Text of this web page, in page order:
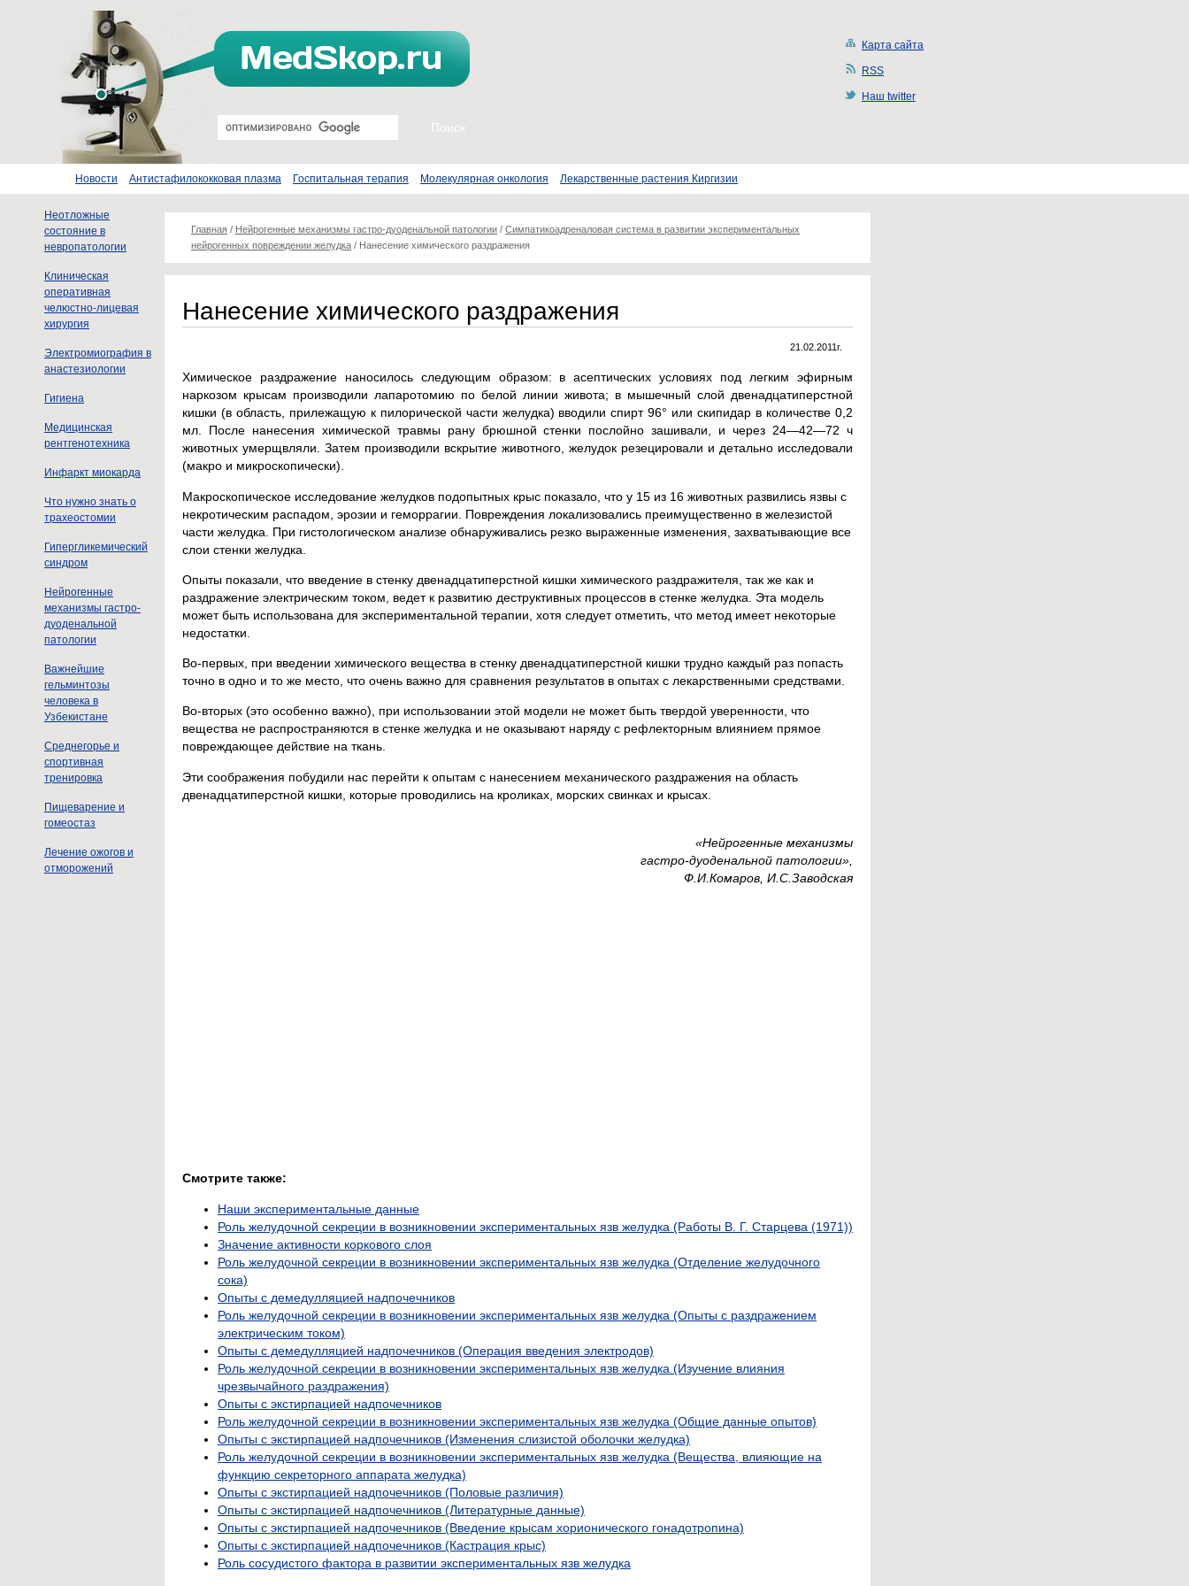
Карта сайта
RSS
Наш twitter
Новости Антистафилококковая плазма Госпитальная терапия Молекулярная онкология Лекарственные растения Киргизии
Неотложные
состояние в
невропатологии
Клиническая
оперативная
челюстно-лицевая
хирургия
Электромиография в
анастезиологии
Гигиена
Медицинская
рентгенотехника
Инфаркт миокарда
Что нужно знать о
трахеостомии
Гипергликемический
синдром
Нейрогенные
механизмы гастро-
дуоденальной
патологии
Важнейшие
гельминтозы
человека в
Узбекистане
Среднегорье и
спортивная
тренировка
Пищеварение и
гомеостаз
Лечение ожогов и
отморожений
Главная / Нейрогенные механизмы гастро-дуоденальной патологии / Симпатикоадреналовая система в развитии экспериментальных
нейрогенных повреждении желудка / Нанесение химического раздражения
Нанесение химического раздражения
21.02.2011г.
Химическое раздражение наносилось следующим образом: в асептических условиях под легким эфирным
наркозом крысам производили лапаротомию по белой линии живота; в мышечный слой двенадцатиперстной
кишки (в область, прилежащую к пилорической части желудка) вводили спирт 96° или скипидар в количестве 0,2
мл. После нанесения химической травмы рану брюшной стенки послойно зашивали, и через 24—42—72 ч
животных умерщвляли. Затем производили вскрытие животного, желудок резецировали и детально исследовали
(макро и микроскопически).
Макроскопическое исследование желудков подопытных крыс показало, что у 15 из 16 животных развились язвы с
некротическим распадом, эрозии и геморрагии. Повреждения локализовались преимущественно в железистой
части желудка. При гистологическом анализе обнаруживались резко выраженные изменения, захватывающие все
слои стенки желудка.
Опыты показали, что введение в стенку двенадцатиперстной кишки химического раздражителя, так же как и
раздражение электрическим током, ведет к развитию деструктивных процессов в стенке желудка. Эта модель
может быть использована для экспериментальной терапии, хотя следует отметить, что метод имеет некоторые
недостатки.
Во-первых, при введении химического вещества в стенку двенадцатиперстной кишки трудно каждый раз попасть
точно в одно и то же место, что очень важно для сравнения результатов в опытах с лекарственными средствами.
Во-вторых (это особенно важно), при использовании этой модели не может быть твердой уверенности, что
вещества не распространяются в стенке желудка и не оказывают наряду с рефлекторным влиянием прямое
повреждающее действие на ткань.
Эти соображения побудили нас перейти к опытам с нанесением механического раздражения на область
двенадцатиперстной кишки, которые проводились на кроликах, морских свинках и крысах.
«Нейрогенные механизмы
гастро-дуоденальной патологии»,
Ф.И.Комаров, И.С.Заводская
Смотрите также:
Наши экспериментальные данные
Роль желудочной секреции в возникновении экспериментальных язв желудка (Работы В. Г. Старцева (1971))
Значение активности коркового слоя
Роль желудочной секреции в возникновении экспериментальных язв желудка (Отделение желудочного
сока)
Опыты с демедулляцией надпочечников
Роль желудочной секреции в возникновении экспериментальных язв желудка (Опыты с раздражением
электрическим током)
Опыты с демедулляцией надпочечников (Операция введения электродов)
Роль желудочной секреции в возникновении экспериментальных язв желудка (Изучение влияния
чрезвычайного раздражения)
Опыты с экстирпацией надпочечников
Роль желудочной секреции в возникновении экспериментальных язв желудка (Общие данные опытов)
Опыты с экстирпацией надпочечников (Изменения слизистой оболочки желудка)
Роль желудочной секреции в возникновении экспериментальных язв желудка (Вещества, влияющие на
функцию секреторного аппарата желудка)
Опыты с экстирпацией надпочечников (Половые различия)
Опыты с экстирпацией надпочечников (Литературные данные)
Опыты с экстирпацией надпочечников (Введение крысам хорионического гонадотропина)
Опыты с экстирпацией надпочечников (Кастрация крыс)
Роль сосудистого фактора в развитии экспериментальных язв желудка